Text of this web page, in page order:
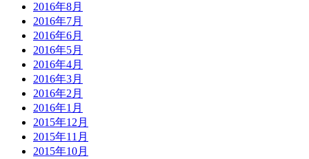
2016年8月
2016年7月
2016年6月
2016年5月
2016年4月
2016年3月
2016年2月
2016年1月
2015年12月
2015年11月
2015年10月